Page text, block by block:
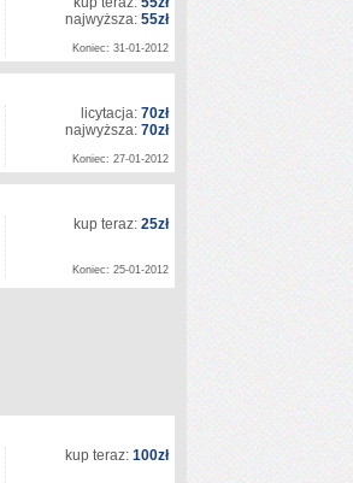
najwyższa: 55zł
Koniec: 31-01-2012
licytacja: 70zł
najwyższa: 70zł
Koniec: 27-01-2012
kup teraz: 25zł
Koniec: 25-01-2012
kup teraz: 100zł